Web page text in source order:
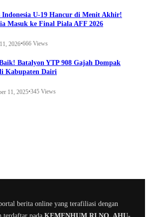
Indonesia U-19 Hancur di Menit Akhir!
Masuk ke Final Piala AFF 2026
2026•666 Views
Batalyon YTP 908 Gajah Dompak
Kabupaten Dairi
11, 2025•345 Views
berita online yang terafiliasi dengan